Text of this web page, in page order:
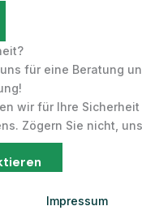
für eine Beratung
wir für Ihre
Zögern Sie nicht,
Impressum